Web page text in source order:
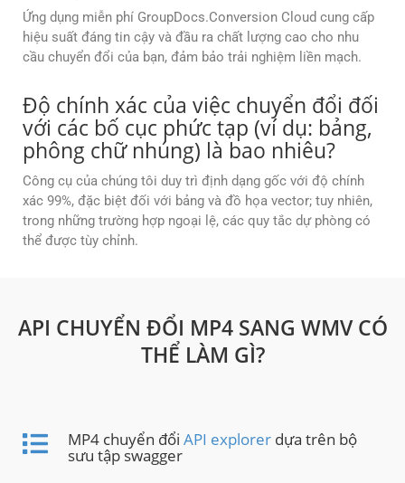
Ứng dụng miễn phí GroupDocs.Conversion Cloud cung cấp
hiệu suất đáng tin cậy và đầu ra chất lượng cao cho nhu
cầu chuyển đổi của bạn, đảm bảo trải nghiệm liền mạch.
Độ chính xác của việc chuyển đổi đối
với các bố cục phức tạp (ví dụ: bảng,
phông chữ nhúng) là bao nhiêu?
Công cụ của chúng tôi duy trì định dạng gốc với độ chính
xác 99%, đặc biệt đối với bảng và đồ họa vector; tuy nhiên,
trong những trường hợp ngoại lệ, các quy tắc dự phòng có
thể được tùy chỉnh.
API CHUYỂN ĐỔI MP4 SANG WMV CÓ
THỂ LÀM GÌ?
MP4 chuyển đổi API explorer dựa trên bộ
sưu tập swagger